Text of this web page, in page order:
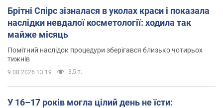
Брітні Спірс зізналася в уколах краси і показала
наслідки невдалої косметології: ходила так
майже місяць
Помітний наслідок процедури зберігався близько чотирьох
тижнів
9.08.2026 13:19 3,5 т.
У 16–17 років могла цілий день не їсти: